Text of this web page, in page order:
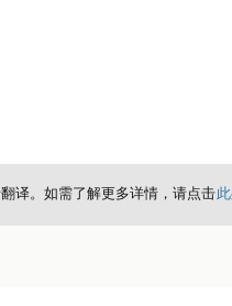
译。如需了解更多详情，请点击